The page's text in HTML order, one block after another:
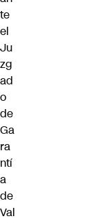
te
el
Ju
zg
ad
o
de
Ga
ra
ntí
a
de
Val